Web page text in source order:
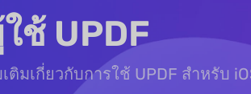
ช้ UPDF
ติมเกี่ยวกับการใช้ UPDF สำหรับ